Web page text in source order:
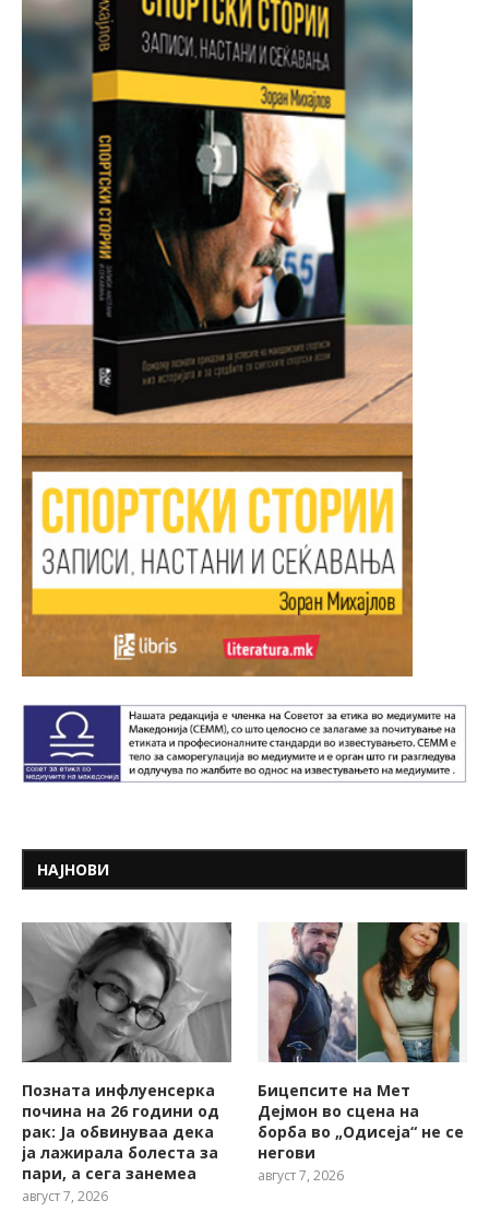
НАЈНОВИ
Позната инфлуенсерка
почина на 26 години од
рак: Ја обвинуваа дека
ја лажирала болеста за
пари, а сега занемеа
август 7, 2026
Бицепсите на Мет
Дејмон во сцена на
борба во „Одисеја“ не се
негови
август 7, 2026